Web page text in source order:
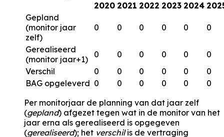
2020 2021 2022 2023 2024
Gepland
(monitor jaar
zelf)
0 0 0 0 0 0
Gerealiseerd
(monitor jaar+1)
0 0 0 0 0
0
Verschil
0 0 0 0 0
0
BAG opgeleverd 0 0 0 0 0
0
Per monitorjaar de planning van dat jaar zelf
(gepland) afgezet tegen wat in de monitor van het
jaar erna als gerealiseerd is opgegeven
(gerealiseerd); het verschilis de vertraging